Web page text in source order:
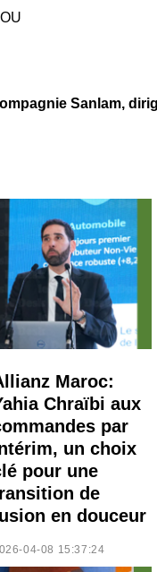
Sanlam,
Maroc:
Chraïbi aux
par
un choix
pour une
de
en douceur
04-08 15:37:24